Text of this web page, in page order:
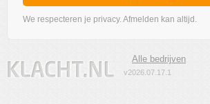
We respecteren je privacy. Afmelden kan altijd.
Alle bedrijven
v2026.07.17.1